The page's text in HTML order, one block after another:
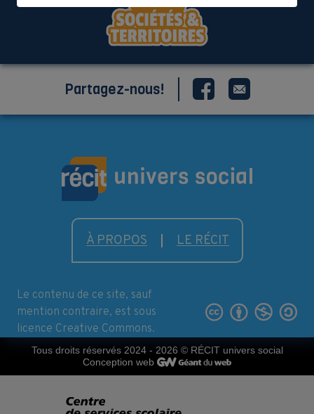
À PROPOS LE RÉCIT
Le contenu de ce site, sauf
mention contraire, est sous
licence Creative Commons.
Partagez-nous!
Tous droits réservés 2024 - 2026 © RÉCIT univers social
Conception web